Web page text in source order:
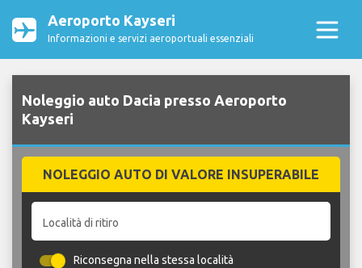
Aeroporto Kayseri
Informazioni e servizi aeroportuali essenziali
Noleggio auto Dacia presso Aeroporto
Kayseri
NOLEGGIO AUTO DI VALORE INSUPERABILE
Località di ritiro
Riconsegna nella stessa località